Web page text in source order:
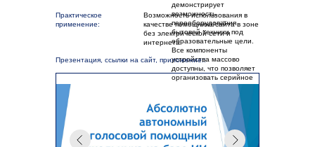
демонстрирует
возможность
переоборудования
бытовой техники под
образовательные цели.
Все компоненты
устройства массово
доступны, что позволяет
организовать серийное
производство даже в
условиях ограниченных
ресурсов.
Возможность использования в
качестве помощника/сайта в зоне
без электрической сети и
интернета
Практическое
применение:
Презентация, ссылки на сайт, приложение::